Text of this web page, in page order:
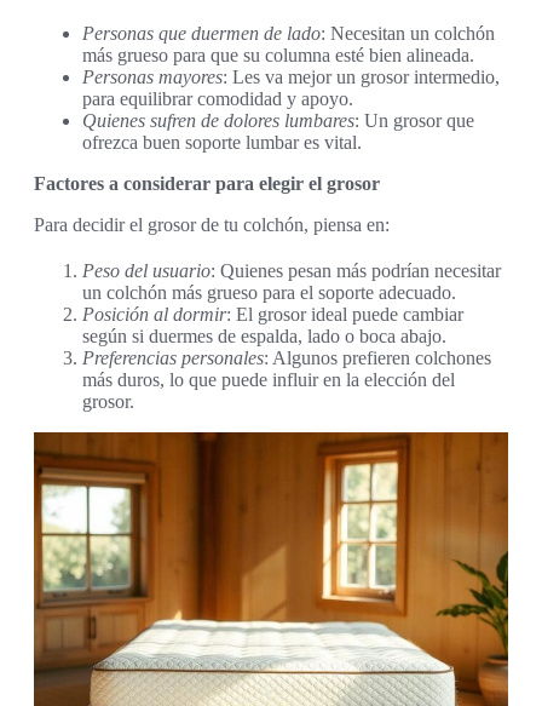
Personas que duermen de lado: Necesitan un colchón
más grueso para que su columna esté bien alineada.
Personas mayores: Les va mejor un grosor intermedio,
para equilibrar comodidad y apoyo.
Quienes sufren de dolores lumbares: Un grosor que
ofrezca buen soporte lumbar es vital.
Factores a considerar para elegir el grosor
Para decidir el grosor de tu colchón, piensa en:
Peso del usuario: Quienes pesan más podrían necesitar
un colchón más grueso para el soporte adecuado.
Posición al dormir: El grosor ideal puede cambiar
según si duermes de espalda, lado o boca abajo.
Preferencias personales: Algunos prefieren colchones
más duros, lo que puede influir en la elección del
grosor.